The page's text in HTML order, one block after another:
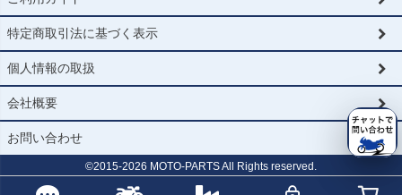
特定商取引法に基づく表示
個人情報の取扱
会社概要
お問い合わせ
©2015-2026 MOTO-PARTS All Rights reserved.